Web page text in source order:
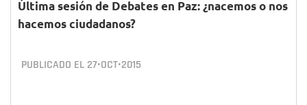
Última sesión de Debates en Paz: ¿nacemos o nos
hacemos ciudadanos?
PUBLICADO EL 27•OCT•2015